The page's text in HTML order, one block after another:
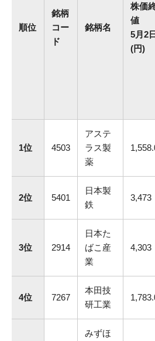
順位
銘柄
コー
ド
銘柄名
株価
値
5月2日
(円)
1位 4503
アステ
ラス製
薬
2位 5401
日本製
鉄
3,473
3位 2914
日本た
ばこ産
業
4,303
4位 7267
本田技
研工業
みずほ